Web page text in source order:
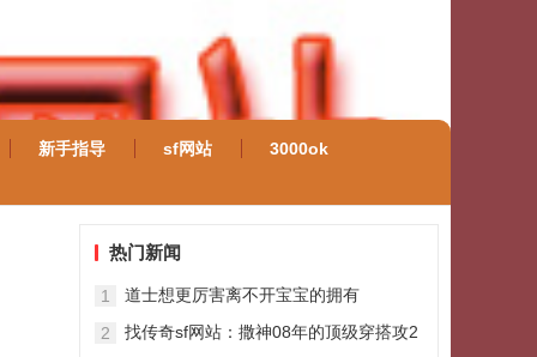
新手指导 sf网站 3000ok
热门新闻
1
道士想更厉害离不开宝宝的拥有
2
找传奇sf网站：撒神08年的顶级穿搭攻2